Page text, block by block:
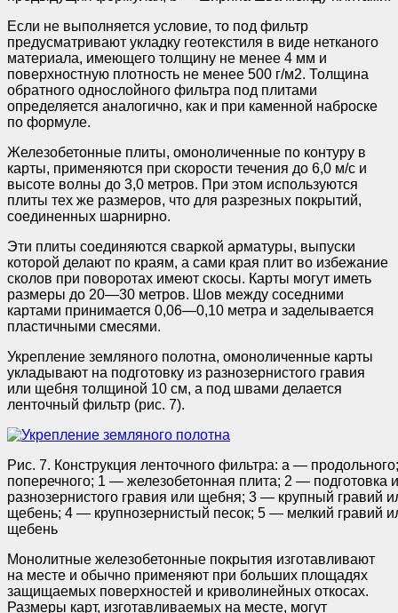
Если не выполняется условие, то под фильтр
предусматривают укладку геотекстиля в виде нетканого
материала, имеющего толщину не менее 4 мм и
поверхностную плотность не менее 500 г/м2. Толщина
обратного однослойного фильтра под плитами
определяется аналогично, как и при каменной наброске
по формуле.
Железобетонные плиты, омоноличенные по контуру в
карты, применяются при скорости течения до 6,0 м/с и
высоте волны до 3,0 метров. При этом используются
плиты тех же размеров, что для разрезных покрытий,
соединенных шарнирно.
Эти плиты соединяются сваркой арматуры, выпуски
которой делают по краям, а сами края плит во избежание
сколов при поворотах имеют скосы. Карты могут иметь
размеры до 20—30 метров. Шов между соседними
картами принимается 0,06—0,10 метра и заделывается
пластичными смесями.
Укрепление земляного полотна, омоноличенные карты
укладывают на подготовку из разнозернистого гравия
или щебня толщиной 10 см, а под швами делается
ленточный фильтр (рис. 7).
Рис. 7. Конструкция ленточного фильтра: а —
поперечного; 1 — железобетонная плита; 2 — подготовка
разнозернистого гравия или щебня; 3 — крупный гравий
щебень; 4 — крупнозернистый песок; 5 — мелкий гравий
щебень
Монолитные железобетонные покрытия изготавливают
на месте и обычно применяют при больших площадях
защищаемых поверхностей и криволинейных откосах.
Размеры карт, изготавливаемых на месте, могут